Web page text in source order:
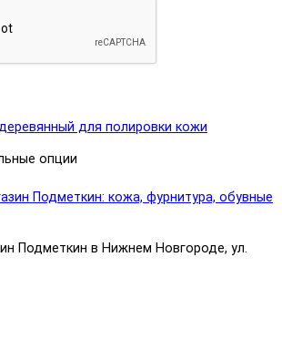
для полировки кожи
опции
Подметкин в Нижнем Новгороде, ул.